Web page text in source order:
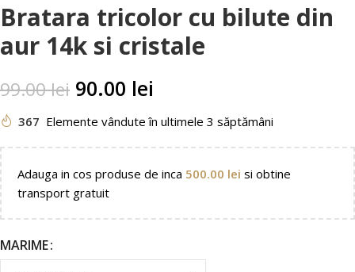
Bratara tricolor cu bilute din
aur 14k si cristale
99.00lei 90.00 lei
367 Elemente vândute în ultimele 3 săptămâni
Adauga in cos produse de inca 500.00 lei si obtine
transport gratuit
MARIME